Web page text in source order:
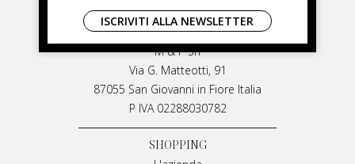
LIVIANA MIRARCHI
M & P Srl
Via G. Matteotti, 91
87055 San Giovanni in Fiore Italia
P IVA 02288030782
SHOPPING
ISCRIVITI ALLA NEWSLETTER